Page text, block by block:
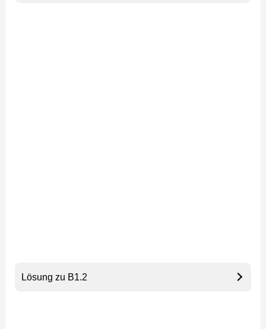
Lösung zu B1.2